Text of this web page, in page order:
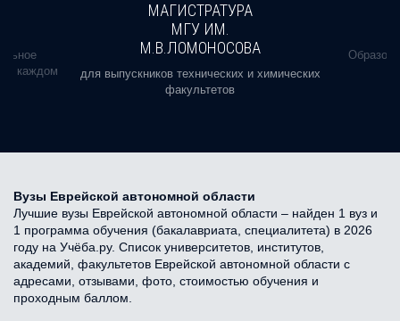
в каждом
МАГИСТРАТУРА
МГУ ИМ.
М.В.ЛОМОНОСОВА
для выпускников технических и химических
факультетов
Вузы Еврейской автономной области
Лучшие вузы Еврейской автономной области – найден 1 вуз и
1 программа обучения (бакалавриата, специалитета) в 2026
году на Учёба.ру. Список университетов, институтов,
академий, факультетов Еврейской автономной области с
адресами, отзывами, фото, стоимостью обучения и
проходным баллом.